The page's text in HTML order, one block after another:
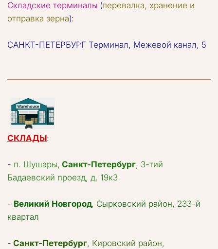
Складские терминалы (перевалка, хранение и
отправка зерна):
САНКТ-ПЕТЕРБУРГ Терминал, Межевой канал, 5
СКЛАДЫ:
- п. Шушары, Санкт-Петербург, 3-тий
Бадаевский проезд, д. 19к3
- Великий Новгород, Сырковский район, 233-й
квартал
- Санкт-Петербург, Кировский район,